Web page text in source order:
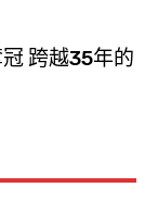
跨越35年的